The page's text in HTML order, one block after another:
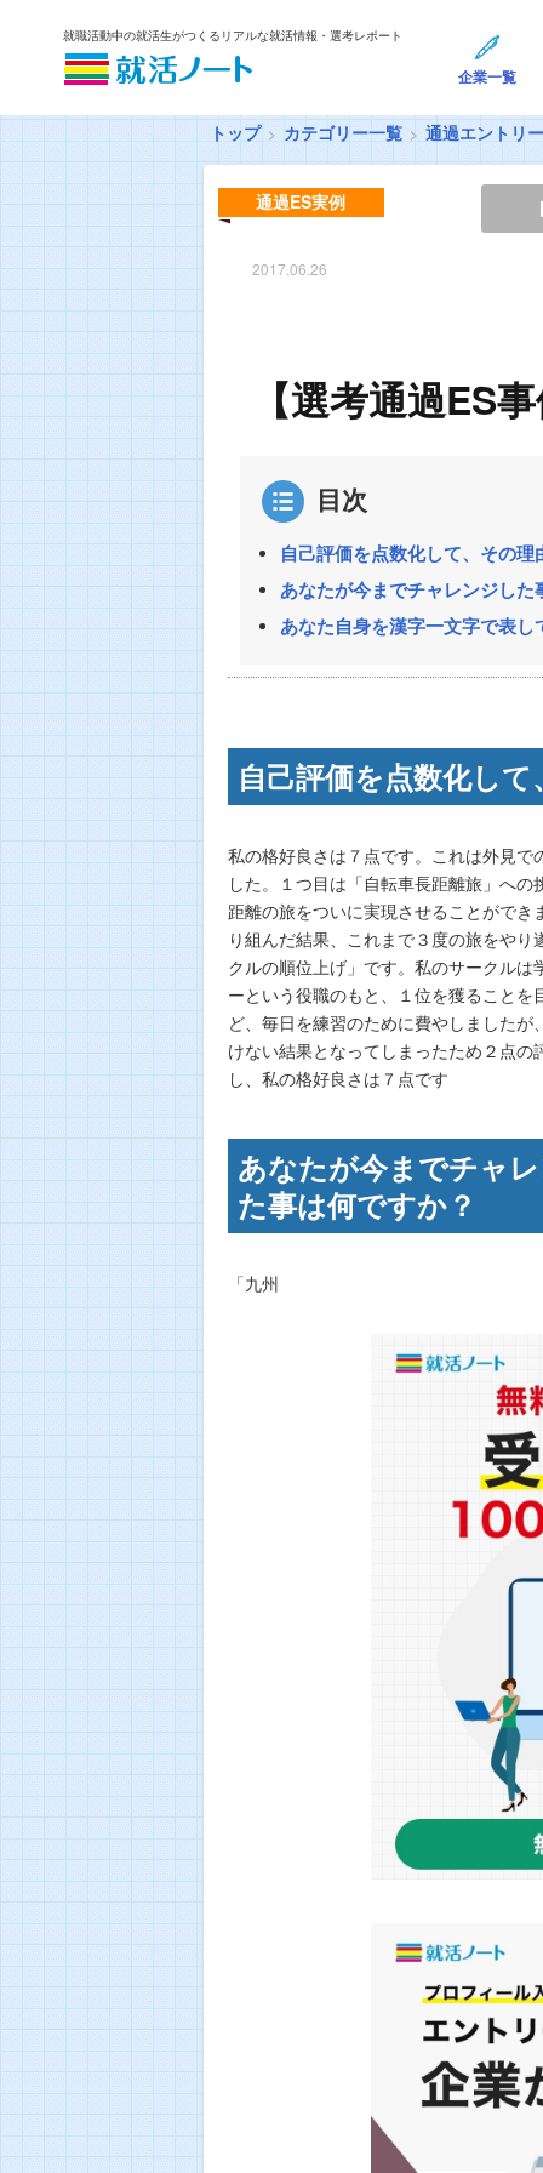
就職活動中の就活生がつくるリアルな就活情報・選考レポート
企業一覧
トップ カテゴリー一覧 通過エントリ
通過ES実例
2017.06.26
【選考通過ES
目次
自己評価を点数化して、その理
あなたが今までチャレンジし
あなた自身を漢字一文字で表
自己評価を点数化し
私の格好良さは７点です。これは外見
した。１つ目は「自転車長距離旅」へ
距離の旅をついに実現させることがで
り組んだ結果、これまで３度の旅をや
クルの順位上げ」です。私のサークル
ーという役職のもと、１位を獲ること
ど、毎日を練習のために費やしました
けない結果となってしまったため２点
し、私の格好良さは７点です
あなたが今までチャ
た事は何ですか？
「九州